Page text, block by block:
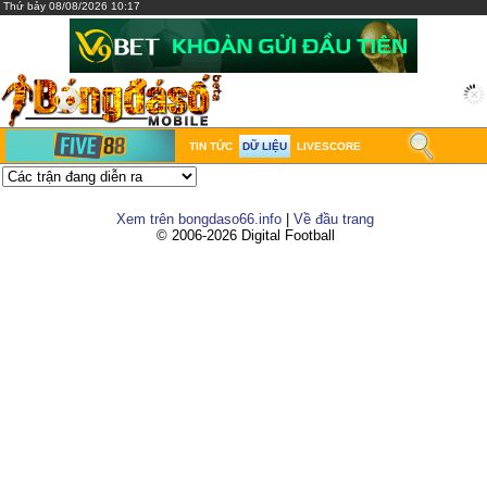
Thứ bảy 08/08/2026 10:17
TIN TỨC DỮ LIỆU LIVESCORE
Xem trên bongdaso66.info
Về đầu trang
© 2006-2026 Digital Football